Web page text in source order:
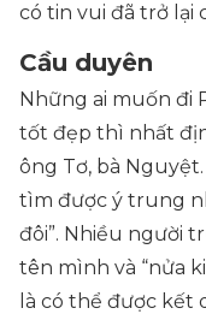
có tin vui đã trở lại
Cầu duyên
Những ai muốn đi
tốt đẹp thì nhất
ông Tơ, bà
tìm được ý trung
đôi”. Nhiều người
tên mình và “nửa
là có thể được kết